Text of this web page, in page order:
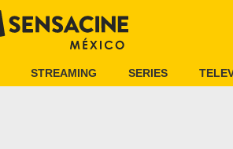
STREAMING SERIES